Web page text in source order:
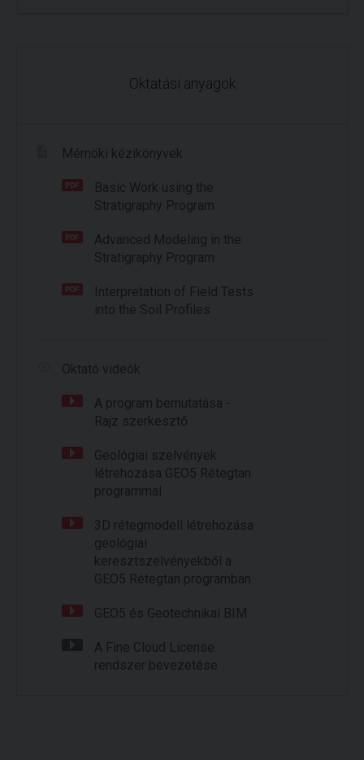
Oktatási anyagok
Mérnöki kézikönyvek
Basic Work using the
Stratigraphy Program
Advanced Modeling in the
Stratigraphy Program
Interpretation of Field Tests
into the Soil Profiles
Oktató videók
A program bemutatása -
Rajz szerkesztő
Geológiai szelvények
létrehozása GEO5 Rétegtan
programmal
3D rétegmodell létrehozása
geológiai
keresztszelvényekből a
GEO5 Rétegtan programban
GEO5 és Geotechnikai BIM
A Fine Cloud License
rendszer bevezetése